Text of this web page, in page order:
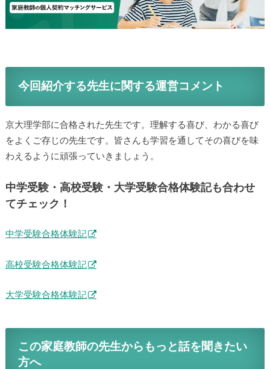
今回紹介する先生に関する運営コメント
京大理学部に合格された先生です。理解する喜び、わかる喜び
をよくご存じの先生です。皆さんも学習を通してその喜びを味
わえるように頑張っていきましょう。
中学受験・高校受験・大学受験合格体験記も合わせ
てチェック！
中学受験合格体験記
高校受験合格体験記
大学受験合格体験記
この家庭教師の先生からもっと話を聞きたい
方へ